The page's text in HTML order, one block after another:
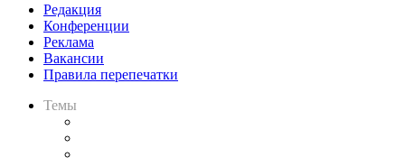
Редакция
Конференции
Реклама
Вакансии
Правила перепечатки
Темы